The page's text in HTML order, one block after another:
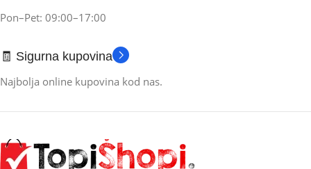
Pon–Pet: 09:00–17:00
🧾 Sigurna kupovina
Najbolja online kupovina kod nas.